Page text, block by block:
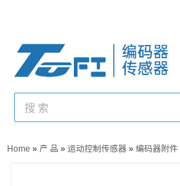
Home » 产 品 » 运动控制传感器 » 编码器附件